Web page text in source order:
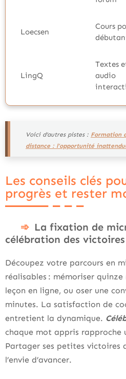
Loecsen
Cours
LingQ
Textes
audio
Voici d’autres pistes : Formation
distance : l’opportunité
Les conseils clés
progrès et rester
La fixation de
célébration des victoires
Découpez votre parcours en
réalisables : mémoriser
leçon en ligne, ou oser une
minutes. La satisfaction de
entretient la dynamique.
chaque mot appris rapproche
Partager ses petites victoires
l’envie d’avancer.